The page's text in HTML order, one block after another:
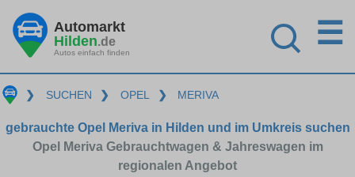
Automarkt
Hilden.de
Autos einfach finden
☰
❯ SUCHEN ❯ OPEL ❯ MERIVA
gebrauchte Opel Meriva in Hilden und im Umkreis suchen
Opel Meriva Gebrauchtwagen & Jahreswagen im
regionalen Angebot